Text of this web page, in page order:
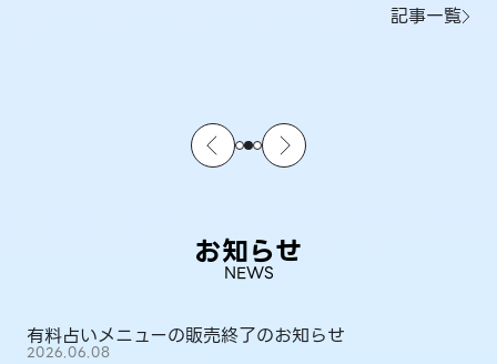
記事一覧
お知らせ
NEWS
有料占いメニューの販売終了のお知らせ
2026.06.08